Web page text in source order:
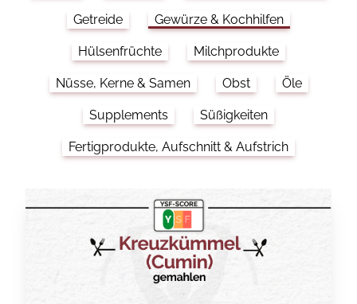
Getreide Gewürze & Kochhilfen
Hülsenfrüchte Milchprodukte
Nüsse, Kerne & Samen Obst Öle
Supplements Süßigkeiten
Fertigprodukte, Aufschnitt & Aufstrich